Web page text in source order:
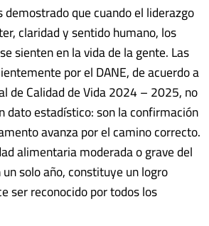
demostrado que cuando el liderazgo
claridad y sentido humano, los
sienten en la vida de la gente. Las
por el DANE, de acuerdo a
de Calidad de Vida 2024 – 2025, no
dato estadístico: son la confirmación
avanza por el camino correcto.
alimentaria moderada o grave del
un solo año, constituye un logro
ser reconocido por todos los